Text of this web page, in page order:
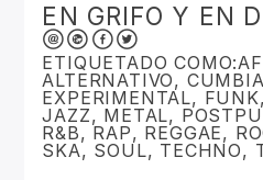
EN GRIFO Y EN
ETIQUETADO COMO:
ALTERNATIVO, CUMBIA
EXPERIMENTAL, FUNK,
JAZZ, METAL,
R&B, RAP, REGGAE,
SKA, SOUL, TECHNO,